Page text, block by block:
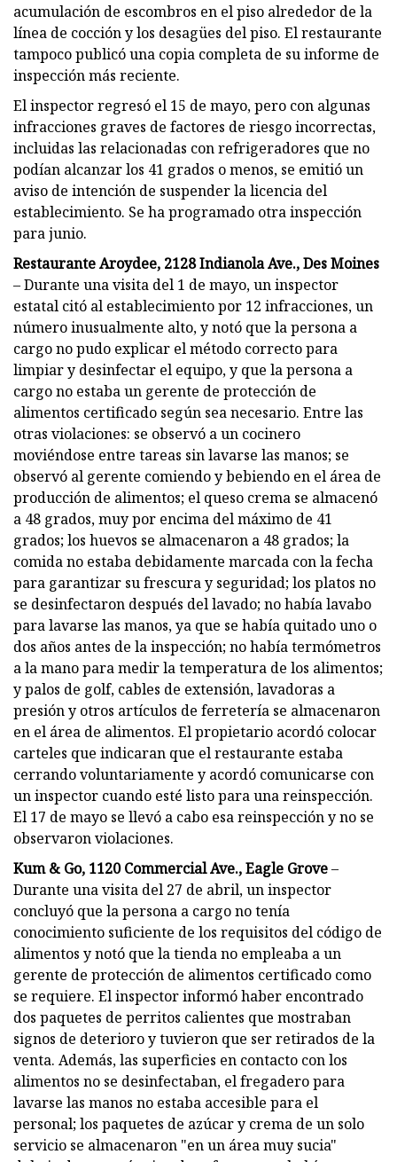
acumulación de escombros en el piso alrededor de la
línea de cocción y los desagües del piso. El restaurante
tampoco publicó una copia completa de su informe de
inspección más reciente.
El inspector regresó el 15 de mayo, pero con algunas
infracciones graves de factores de riesgo incorrectas,
incluidas las relacionadas con refrigeradores que no
podían alcanzar los 41 grados o menos, se emitió un
aviso de intención de suspender la licencia del
establecimiento. Se ha programado otra inspección
para junio.
Restaurante Aroydee, 2128 Indianola Ave., Des Moines
– Durante una visita del 1 de mayo, un inspector
estatal citó al establecimiento por 12 infracciones, un
número inusualmente alto, y notó que la persona a
cargo no pudo explicar el método correcto para
limpiar y desinfectar el equipo, y que la persona a
cargo no estaba un gerente de protección de
alimentos certificado según sea necesario. Entre las
otras violaciones: se observó a un cocinero
moviéndose entre tareas sin lavarse las manos; se
observó al gerente comiendo y bebiendo en el área de
producción de alimentos; el queso crema se almacenó
a 48 grados, muy por encima del máximo de 41
grados; los huevos se almacenaron a 48 grados; la
comida no estaba debidamente marcada con la fecha
para garantizar su frescura y seguridad; los platos no
se desinfectaron después del lavado; no había lavabo
para lavarse las manos, ya que se había quitado uno o
dos años antes de la inspección; no había termómetros
a la mano para medir la temperatura de los alimentos;
y palos de golf, cables de extensión, lavadoras a
presión y otros artículos de ferretería se almacenaron
en el área de alimentos. El propietario acordó colocar
carteles que indicaran que el restaurante estaba
cerrando voluntariamente y acordó comunicarse con
un inspector cuando esté listo para una reinspección.
El 17 de mayo se llevó a cabo esa reinspección y no se
observaron violaciones.
Kum & Go, 1120 Commercial Ave., Eagle Grove–
Durante una visita del 27 de abril, un inspector
concluyó que la persona a cargo no tenía
conocimiento suficiente de los requisitos del código de
alimentos y notó que la tienda no empleaba a un
gerente de protección de alimentos certificado como
se requiere. El inspector informó haber encontrado
dos paquetes de perritos calientes que mostraban
signos de deterioro y tuvieron que ser retirados de la
venta. Además, las superficies en contacto con los
alimentos no se desinfectaban, el fregadero para
lavarse las manos no estaba accesible para el
personal; los paquetes de azúcar y crema de un solo
servicio se almacenaron "en un área muy sucia"